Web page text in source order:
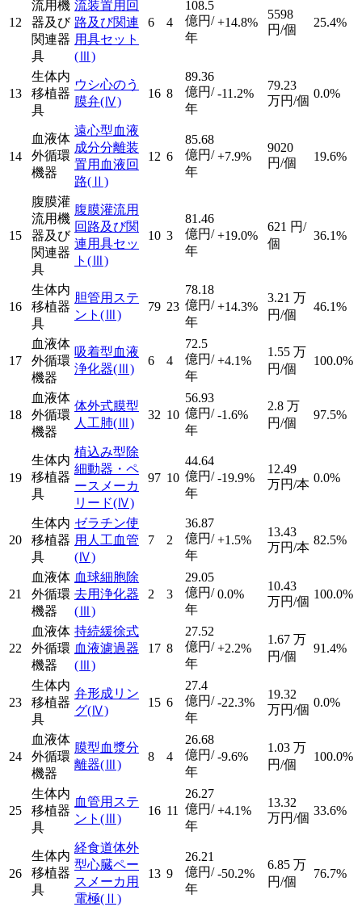
12
流用機
器及び
関連器
具
流装置用回
路及び関連
用具セット
(Ⅲ)
6 4
108.5
億円/
年
+14.8%
5598
円/個
25.4%
13
生体内
移植器
具
ウシ心のう
膜弁(Ⅳ)
16 8
89.36
億円/
年
-11.2%
79.23
万円/個
0.0%
14
血液体
外循環
機器
遠心型血液
成分分離装
置用血液回
路(Ⅱ)
12 6
85.68
億円/
年
+7.9%
9020
円/個
19.6%
15
腹膜灌
流用機
器及び
関連器
具
腹膜灌流用
回路及び関
連用具セッ
ト (Ⅲ)
10 3
81.46
億円/
年
+19.0%
621 円/
個
36.1%
16
生体内
移植器
具
胆管用ステ
ント (Ⅲ)
79 23
78.18
億円/
年
+14.3%
3.21 万
円/個
46.1%
17
血液体
外循環
機器
吸着型血液
浄化器(Ⅲ)
6 4
72.5
億円/
年
+4.1%
1.55 万
円/個
100.0%
18
血液体
外循環
機器
体外式膜型
人工肺(Ⅲ)
32 10
56.93
億円/
年
-1.6%
2.8 万
円/個
97.5%
19
生体内
移植器
具
植込み型除
細動器・ペ
ースメーカ
リード(Ⅳ)
97 10
44.64
億円/
年
-19.9%
12.49
万円/本 0.0%
20
生体内
移植器
具
ゼラチン使
用人工血管
(Ⅳ)
7 2
36.87
億円/
年
+1.5%
13.43
万円/本
82.5%
21
血液体
外循環
機器
血球細胞除
去用浄化器
(Ⅲ)
2 3
29.05
億円/
年
0.0%
10.43
万円/個
100.0%
22
血液体
外循環
機器
持続緩徐式
血液濾過器
(Ⅲ)
17 8
27.52
億円/
年
+2.2%
1.67 万
円/個
91.4%
23
生体内
移植器
具
弁形成リン
グ(Ⅳ)
15 6
27.4
億円/
年
-22.3%
19.32
万円/個
0.0%
24
血液体
外循環
機器
膜型血漿分
離器(Ⅲ)
8 4
26.68
億円/
年
-9.6%
1.03 万
円/個
100.0%
25
生体内
移植器
具
血管用ステ
ント (Ⅲ)
16 11
26.27
億円/
年
+4.1%
13.32
万円/個
33.6%
26
生体内
移植器
具
経食道体外
型心臓ペー
スメーカ用
電極(Ⅱ)
13 9
26.21
億円/
年
-50.2%
6.85 万
円/個
76.7%